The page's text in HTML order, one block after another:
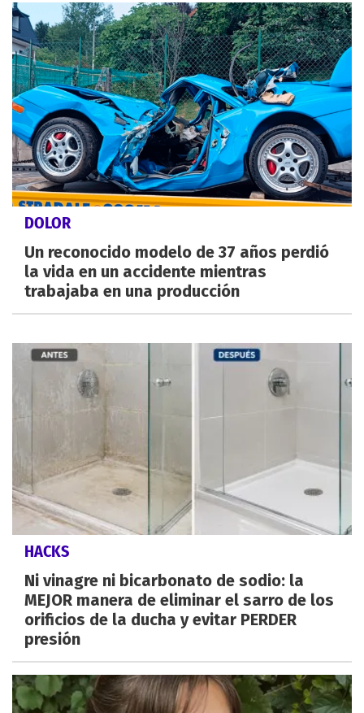
DOLOR
Un reconocido modelo de 37 años perdió
la vida en un accidente mientras
trabajaba en una producción
HACKS
Ni vinagre ni bicarbonato de sodio: la
MEJOR manera de eliminar el sarro de los
orificios de la ducha y evitar PERDER
presión